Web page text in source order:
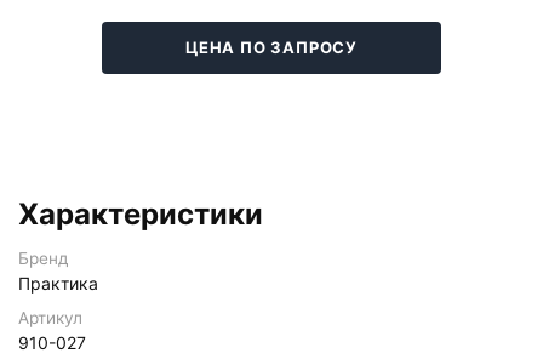
ЦЕНА ПО ЗАПРОСУ
Характеристики
Бренд
Практика
Артикул
910-027